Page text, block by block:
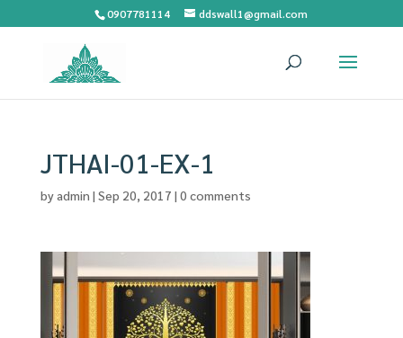
0907781114 ddswall1@gmail.com
JTHAI-01-EX-1
byadmin | Sep 20, 2017 | 0 comments